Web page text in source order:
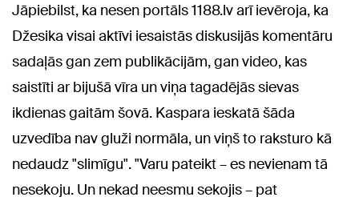
Jāpiebilst, ka nesen portāls 1188.lv arī ievēroja, ka
Džesika visai aktīvi iesaistās diskusijās komentāru
sadaļās gan zem publikācijām, gan video, kas
saistīti ar bijušā vīra un viņa tagadējās sievas
ikdienas gaitām šovā. Kaspara ieskatā šāda
uzvedība nav gluži normāla, un viņš to raksturo kā
nedaudz "slimīgu". "Varu pateikt – es nevienam tā
nesekoju. Un nekad neesmu sekojis – pat